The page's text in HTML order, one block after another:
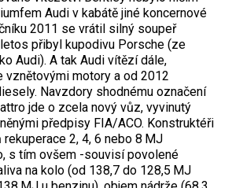
Audi v kabátě jiné koncernové
2011 se vrátil silný soupeř
přibyl kupodivu Porsche (ze
Audi). A tak Audi vítězí dále,
motory a od 2012
Navzdory shodnému označení
jde o zcela nový vůz, vyvinutý
předpisy FIA/ACO. Konstruktéři
2, 4, 6 nebo 8 MJ
s tím ovšem -souvisí povolené
na kolo (od 138,7 do 128,5 MJ